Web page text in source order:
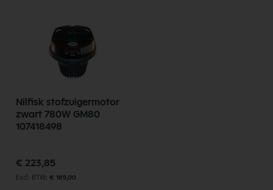
Nilfisk stofzuigermotor
zwart 780W GM80
107418498
€ 223,85
€ 185,00